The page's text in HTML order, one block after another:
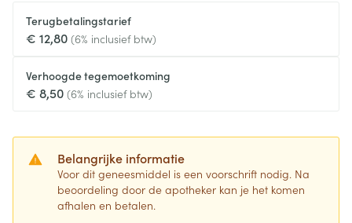
Terugbetalingstarief
€ 12,80 (6% inclusief btw)
Verhoogde tegemoetkoming
€ 8,50 (6% inclusief btw)
Belangrijke informatie
Voor dit geneesmiddel is een voorschrift nodig. Na
beoordeling door de apotheker kan je het komen
afhalen en betalen.